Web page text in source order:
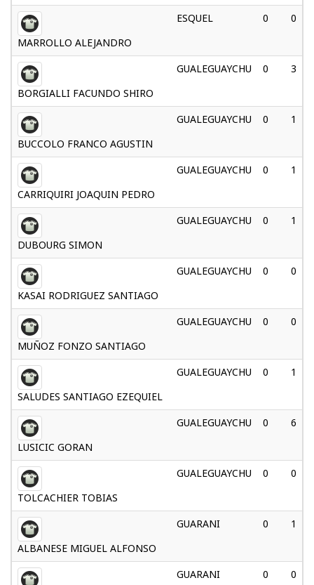
MARROLLO ALEJANDRO
ESQUEL 0 0
BORGIALLI FACUNDO SHIRO
GUALEGUAYCHU 0 3
BUCCOLO FRANCO AGUSTIN
GUALEGUAYCHU 0 1
CARRIQUIRI JOAQUIN PEDRO
GUALEGUAYCHU 0 1
DUBOURG SIMON
GUALEGUAYCHU 0 1
KASAI RODRIGUEZ SANTIAGO
GUALEGUAYCHU 0 0
MUÑOZ FONZO SANTIAGO
GUALEGUAYCHU 0 0
SALUDES SANTIAGO EZEQUIEL
GUALEGUAYCHU 0 1
LUSICIC GORAN
GUALEGUAYCHU 0 6
TOLCACHIER TOBIAS
GUALEGUAYCHU 0 0
ALBANESE MIGUEL ALFONSO
GUARANI 0 1
GUARANI 0 0